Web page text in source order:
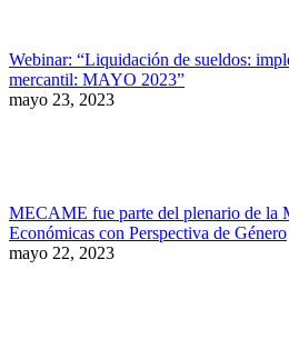
Webinar: “Liquidación de sueldos:
mercantil: MAYO 2023”
mayo 23, 2023
MECAME fue parte del plenario de la
Económicas con Perspectiva de Género
mayo 22, 2023